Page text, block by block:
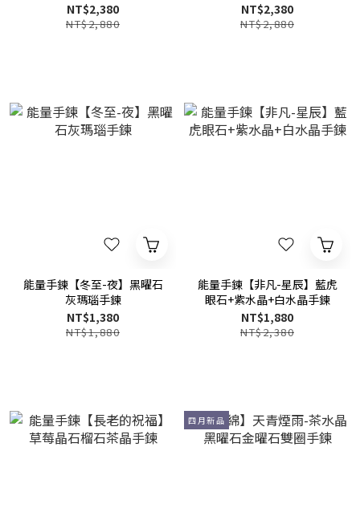
NT$2,380
NT$2,880
NT$2,380
NT$2,880
能量手鍊【冬至-夜】黑曜石
灰瑪瑙手鍊
NT$1,380
NT$1,880
能量手鍊【非凡-星辰】藍虎
眼石+紫水晶+白水晶手鍊
NT$1,880
NT$2,380
四月新品